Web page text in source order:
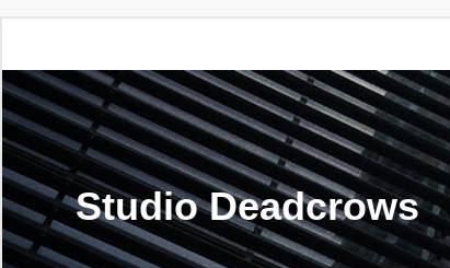
Studio Deadcrows